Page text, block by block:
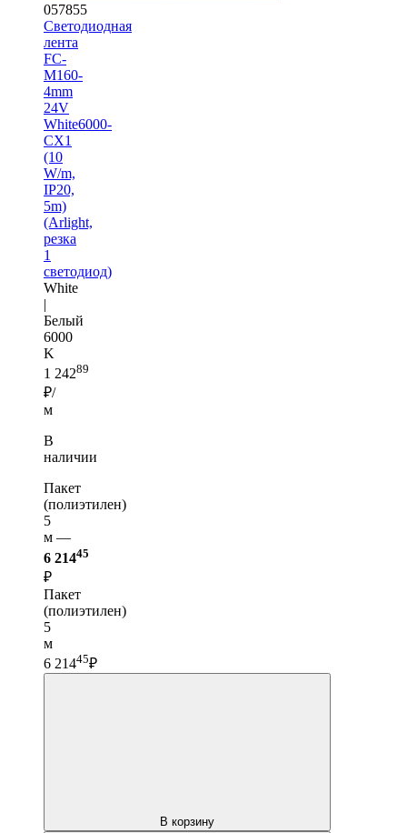
057855
Светодиодная
лента
FC-
M160-
4mm
24V
White6000-
CX1
(10
W/m,
IP20,
5m)
(Arlight,
резка
1
светодиод)
White
|
Белый
6000
K
1 24289
₽/
м
В
наличии
Пакет
(полиэтилен)
5
м —
6 21445
₽
Пакет
(полиэтилен)
5
м
6 21445₽
В корзину